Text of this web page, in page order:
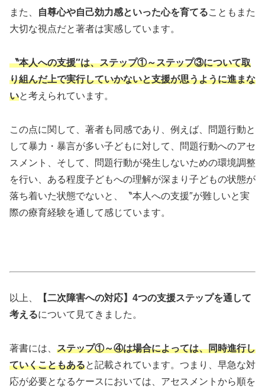
また、 自尊心や自己効力感といった心を育てることもまた
大切な視点だと著者は実感しています。
〝本人への支援″は、ステップ①～ステップ③について取
り組んだ上で実行していかないと支援が思うように進まな
いと考えられています。
この点に関して、著者も同感であり、例えば、問題行動と
して暴力・暴言が多い子どもに対して、問題行動へのアセ
スメント、そして、問題行動が発生しないための環境調整
を行い、ある程度子どもへの理解が深まり子どもの状態が
落ち着いた状態でないと、〝本人への支援″が難しいと実
際の療育経験を通して感じています。
以上、
【二次障害への対応】4つの支援ステップを通して
考えるについて見てきました。
著書には、 ステップ①～④は場合によっては、同時進行し
ていくこともあると記載されています。つまり、早急な対
応が必要となるケースにおいては、アセスメントから順を